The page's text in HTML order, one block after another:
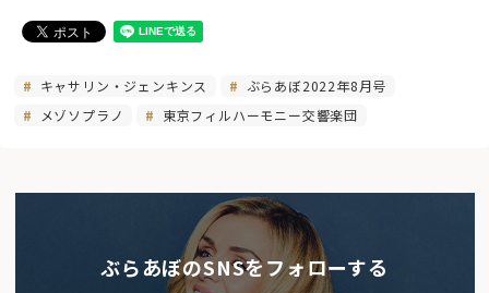
キャサリン・ジェンキンス
ぶらあぼ2022年8月号
メゾソプラノ
東京フィルハーモニー交響楽団
ぶらあぼのSNSをフォローする